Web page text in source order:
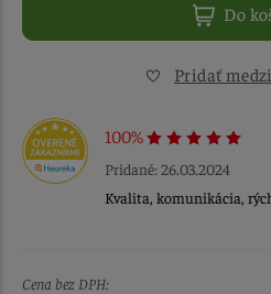
Do
Pridať
100%
Pridané: 26.03.2024
Kvalita, komunikácia,
Cena bez DPH: